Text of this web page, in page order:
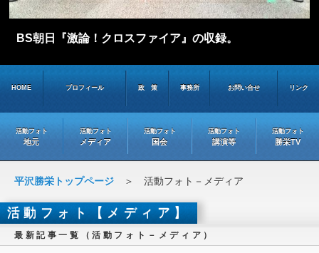
BS朝日『激論！クロスファイア』の収録。
HOME プロフィール 政 策 事務所 お問い合せ リンク
活動フォト
地元
活動フォト
メディア
活動フォト
国会
活動フォト
講演等
活動フォト
勝栄TV
平沢勝栄トップページ ＞ 活動フォト－メディア
活動フォト【メディア】
最新記事一覧（活動フォト－メディア）